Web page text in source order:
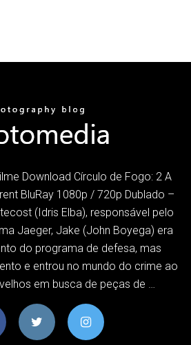
Download Círculo de Fogo: 2 A
BluRay 1080p / 720p Dublado –
(Idris Elba), responsável pelo
Jaeger, Jake (John Boyega) era
do programa de defesa, mas
e entrou no mundo do crime ao
em busca de peças de …